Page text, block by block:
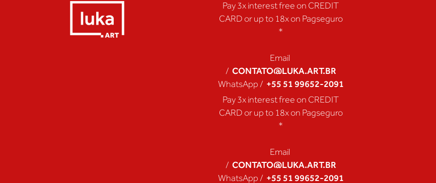
Pay 3x interest free on CREDIT
CARD or up to 18x on Pagseguro
*
Email
/ CONTATO@LUKA.ART.BR
WhatsApp / +55 51 99652-2091
Pay 3x interest free on CREDIT
CARD or up to 18x on Pagseguro
*
Email
/ CONTATO@LUKA.ART.BR
WhatsApp / +55 51 99652-2091